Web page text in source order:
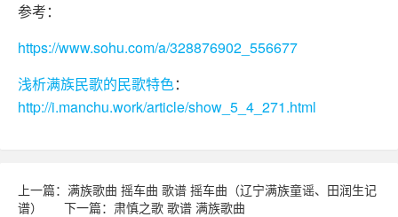
参考：
https://www.sohu.com/a/328876902_556677
浅析满族民歌的民歌特色：
http://i.manchu.work/article/show_5_4_271.html
上一篇：满族歌曲 摇车曲 歌谱 摇车曲（辽宁满族童谣、田润生记
谱）
下一篇：肃慎之歌 歌谱 满族歌曲